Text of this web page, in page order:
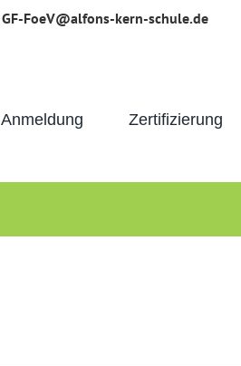
GF-FoeV@alfons-kern-schule.de
Anmeldung Zertifizierung